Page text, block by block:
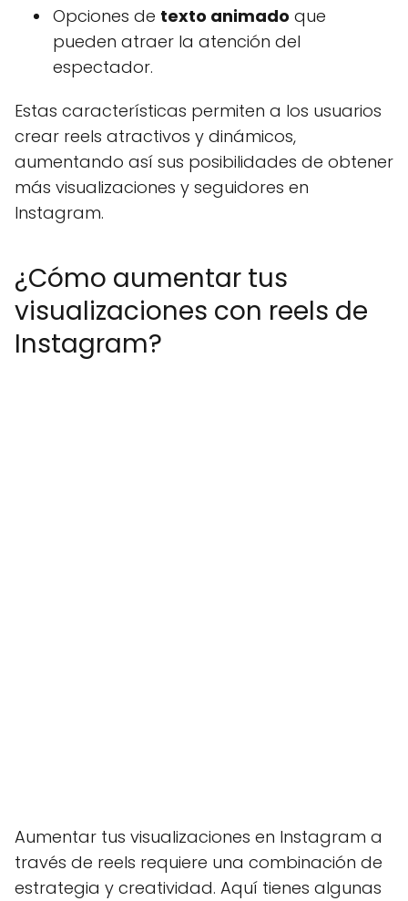
Opciones de texto animado que
pueden atraer la atención del
espectador.
Estas características permiten a los usuarios
crear reels atractivos y dinámicos,
aumentando así sus posibilidades de obtener
más visualizaciones y seguidores en
Instagram.
¿Cómo aumentar tus
visualizaciones con reels de
Instagram?
Aumentar tus visualizaciones en Instagram a
través de reels requiere una combinación de
estrategia y creatividad. Aquí tienes algunas